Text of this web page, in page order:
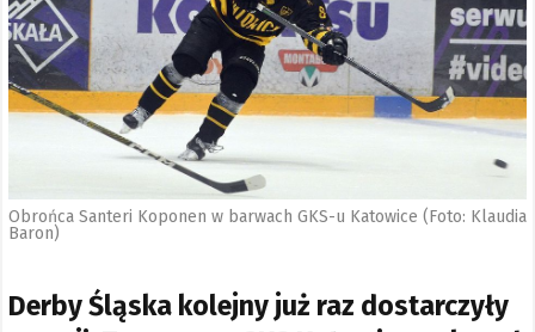
Obrońca Santeri Koponen w barwach GKS-u Katowice (Foto: Klaudia
Baron)
Derby Śląska kolejny już raz dostarczyły